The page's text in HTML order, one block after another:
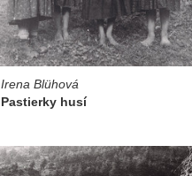
Irena Blühová
Pastierky husí